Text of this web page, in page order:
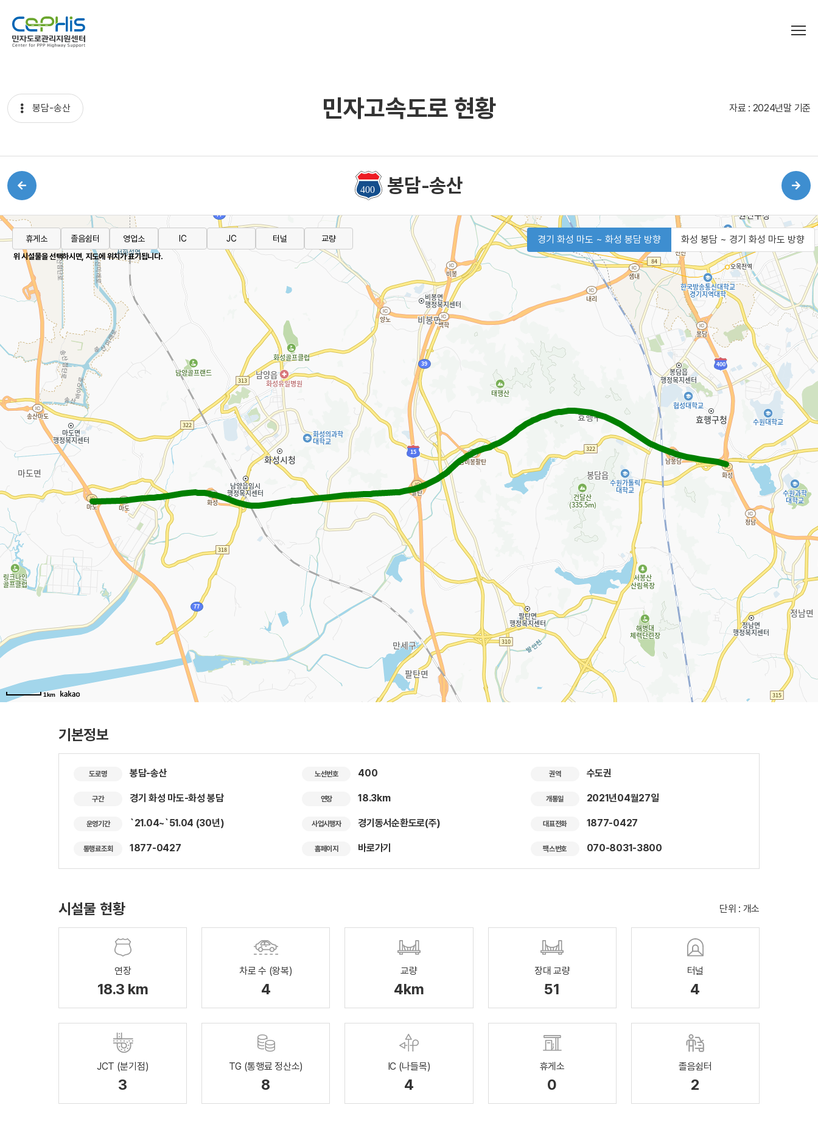
센터소개
민자고속도로 현황
정보마당
운영평가 운영평가 매뉴얼 운영평가 결과
미납통행료 징수
부가통행료 부과 기준 및 절차 공시송달
연구자료
민자도로관리지원센터 연구보고서 한국교통연구원 연구보고서 민자도로관리지원센터 자료집
센터소식
공지사항 채용공고
봉담-송산 민자고속도로 현황 자료 : 2024년말 기준
봉담-송산
1km
휴게소 졸음쉼터 영업소 IC JC 터널 교량
위 시설물을 선택하시면, 지도에 위치가 표기됩니다.
경기 화성 마도 ~ 화성 봉담 방향 화성 봉담 ~ 경기 화성 마도 방향
기본정보
도로명 봉담-송산 노선번호 400 권역 수도권
구간 경기 화성 마도-화성 봉담 연장 18.3km 개통일 2021년04월27일
운영기간 `21.04~`51.04 (30년) 사업시행자 경기동서순환도로(주) 대표전화 1877-0427
통행료조회 1877-0427 홈페이지 바로가기 팩스번호 070-8031-3800
시설물 현황 단위 : 개소
연장
18.3 km
차로 수 (왕복)
4
교량
4km
장대 교량
51
터널
4
JCT (분기점)
3
TG (통행료 정산소)
8
IC (나들목)
4
휴게소
0
졸음쉼터
2